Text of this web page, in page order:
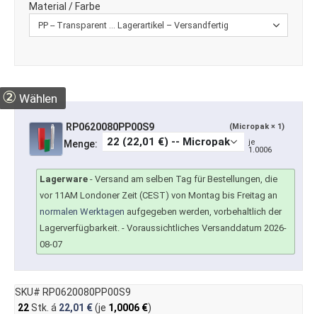
Material / Farbe
② Wählen
RP0620080PP00S9 (Micropak × 1)
Menge:
je
1.0006
Lagerware - Versand am selben Tag für Bestellungen, die
vor 11AM Londoner Zeit (CEST) von Montag bis Freitag an
normalen Werktagen aufgegeben werden, vorbehaltlich der
Lagerverfügbarkeit. - Voraussichtliches Versanddatum 2026-
08-07
SKU# RP0620080PP00S9
22Stk. á 22,01 €(je 1,0006 €)